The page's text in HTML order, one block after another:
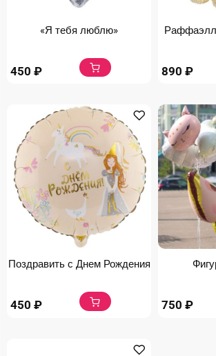
«Я тебя люблю»
450 ₽ 890 ₽
Поздравить с Днем Рождения
450 ₽ 750 ₽